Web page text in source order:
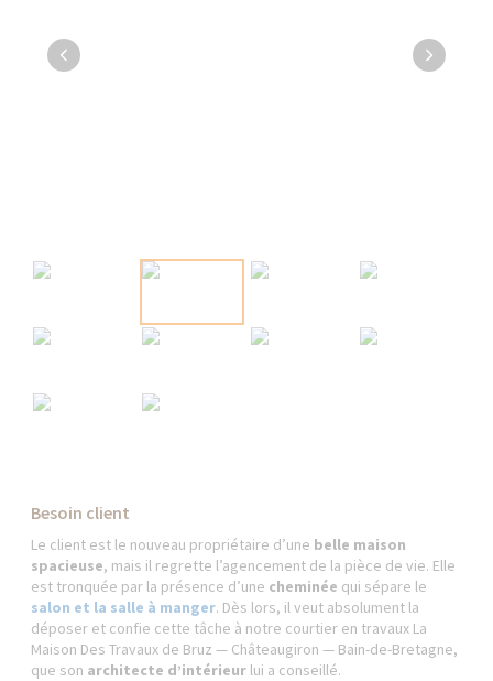
Besoin client
Le client est le nouveau propriétaire d’une belle maison
spacieuse, mais il regrette l’agencement de la pièce de vie. Elle
est tronquée par la présence d’une cheminée qui sépare le
salon et la salle à manger. Dès lors, il veut absolument la
déposer et confie cette tâche à notre courtier en travaux La
Maison Des Travaux de Bruz — Châteaugiron — Bain-de-Bretagne,
que son architecte d’intérieur lui a conseillé.